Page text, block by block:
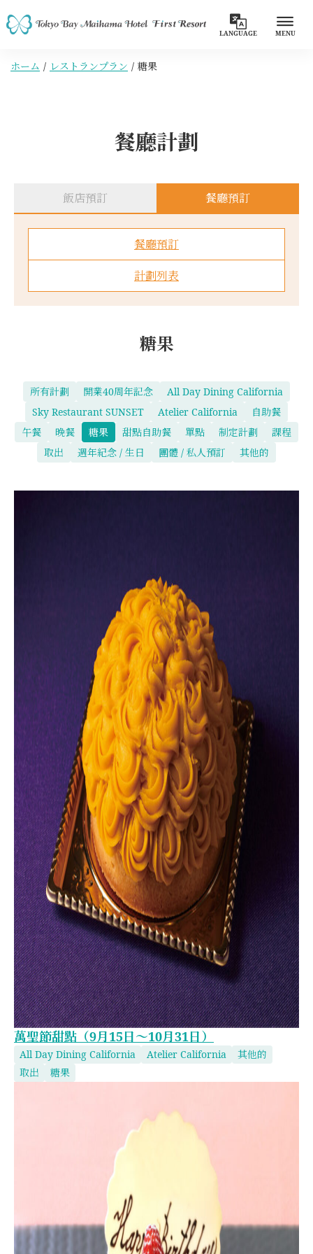
LANGUAGE MENU
ホーム レストランプラン 糖果
餐廳計劃
飯店預訂 餐廳預訂
餐廳預訂
計劃列表
糖果
所有計劃 開業40周年記念
All Day Dining California
Sky Restaurant SUNSET
Atelier California
自助餐
午餐
晚餐 糖果 甜點自助餐 單點 制定計劃
課程
取出
週年紀念 / 生日 團體 / 私人預訂 其他的
萬聖節甜點（9月15日～10月31日）
All Day Dining California Atelier California
其他的
取出
糖果